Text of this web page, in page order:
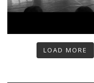
LOAD MORE